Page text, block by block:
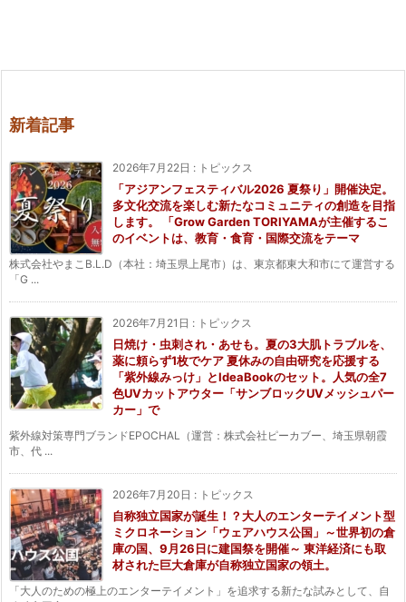
新着記事
2026年7月22日 : トピックス
「アジアンフェスティバル2026 夏祭り」開催決定。
多文化交流を楽しむ新たなコミュニティの創造を目指
します。 「Grow Garden TORIYAMAが主催するこ
のイベントは、教育・食育・国際交流をテーマ
株式会社やまこB.L.D（本社：埼玉県上尾市）は、東京都東大和市にて運営する
「G ...
2026年7月21日 : トピックス
日焼け・虫刺され・あせも。夏の3大肌トラブルを、
薬に頼らず1枚でケア 夏休みの自由研究を応援する
「紫外線みっけ」とIdeaBookのセット。人気の全7
色UVカットアウター「サンブロックUVメッシュパー
カー」で
紫外線対策専門ブランドEPOCHAL（運営：株式会社ピーカブー、埼玉県朝霞
市、代 ...
2026年7月20日 : トピックス
自称独立国家が誕生！？大人のエンターテイメント型
ミクロネーション「ウェアハウス公国」～世界初の倉
庫の国、9月26日に建国祭を開催～ 東洋経済にも取
材された巨大倉庫が自称独立国家の領土。
「大人のための極上のエンターテイメント」を追求する新たな試みとして、自